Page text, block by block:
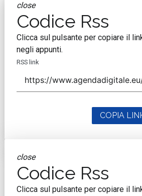
close
Codice Rss
Clicca sul pulsante per copiare il
negli appunti.
RSS link
COPIA
close
Codice Rss
Clicca sul pulsante per copiare il